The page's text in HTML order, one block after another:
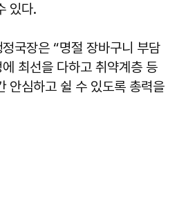
있다.
국장은 “명절 장바구니 부담
최선을 다하고 취약계층 등
안심하고 쉴 수 있도록 총력을